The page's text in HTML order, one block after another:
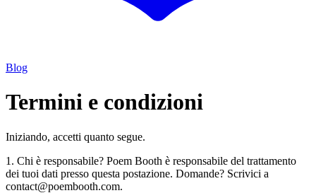
Blog
Termini e condizioni
Iniziando, accetti quanto segue.
1. Chi è responsabile? Poem Booth è responsabile del trattamento
dei tuoi dati presso questa postazione. Domande? Scrivici a
contact@poembooth.com.